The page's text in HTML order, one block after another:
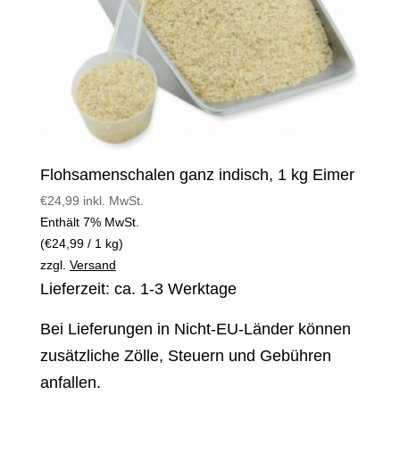
Flohsamenschalen ganz indisch, 1 kg Eimer
€24,99 inkl. MwSt.
Enthält 7% MwSt.
(€24,99/ 1 kg)
zzgl. Versand
Lieferzeit: ca. 1-3 Werktage
Bei Lieferungen in Nicht-EU-Länder können
zusätzliche Zölle, Steuern und Gebühren
anfallen.